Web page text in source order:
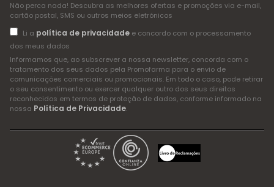
Não perca nada! Descubra as melhores ofertas e promoções via e-mail,
cartão postal, SMS ou outros meios eletrónicos
Li a política de privacidadee concordo com o processamento
dos meus dados
Informamos que, ao subscrever a nossa newsletter, concorda com o
tratamento dos seus dados pela Promofarma para o envio de
comunicações comerciais ou promocionais. Em todo o caso, pode retirar
o seu consentimento ou exercer qualquer outro dos seus direitos
reconhecidos em termos de proteção de dados, conforme informado na
nossa Política de Privacidade.